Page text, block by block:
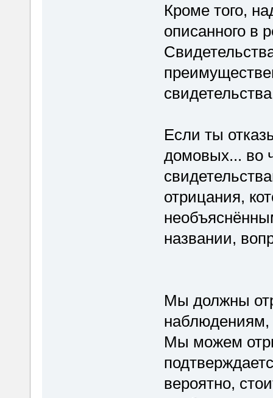
Кроме того,
описанного в
Если ты
домовых... во
отрицания,
названии,
Мы должны
наблюдениям,
Мы можем
вероятно,